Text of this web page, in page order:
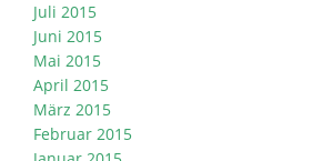
Juli 2015
Juni 2015
Mai 2015
April 2015
März 2015
Februar 2015